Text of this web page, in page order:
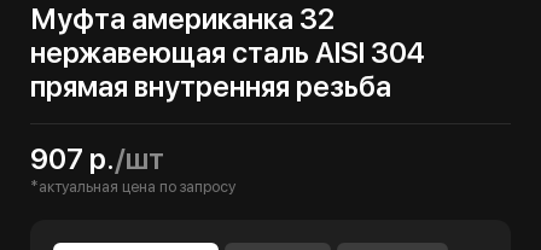
Муфта американка 32
нержавеющая сталь AISI 304
прямая внутренняя резьба
907 р./шт
*актуальная цена по запросу